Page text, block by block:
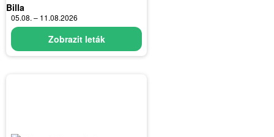
Billa
05.08. – 11.08.2026
Zobrazit leták